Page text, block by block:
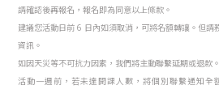
請確認後再報名，報名即為同意以上條款。
建議您活動日前 6 日內如須取消，可將名額轉讓。但請
資訊。
如因天災等不可抗力因素，我們將主動聯繫延期或退款。
活動一週前，若未達開課人數，將個別聯繫通知全